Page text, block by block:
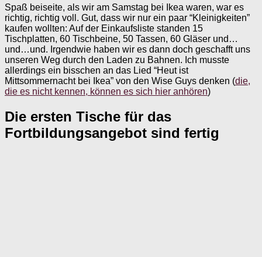
Spaß beiseite, als wir am Samstag bei Ikea waren, war es
richtig, richtig voll. Gut, dass wir nur ein paar “Kleinigkeiten”
kaufen wollten: Auf der Einkaufsliste standen 15
Tischplatten, 60 Tischbeine, 50 Tassen, 60 Gläser und…
und…und. Irgendwie haben wir es dann doch geschafft uns
unseren Weg durch den Laden zu Bahnen. Ich musste
allerdings ein bisschen an das Lied “Heut ist
Mittsommernacht bei Ikea” von den Wise Guys denken (die,
die es nicht kennen, können es sich hier anhören)
Die ersten Tische für das
Fortbildungsangebot sind fertig